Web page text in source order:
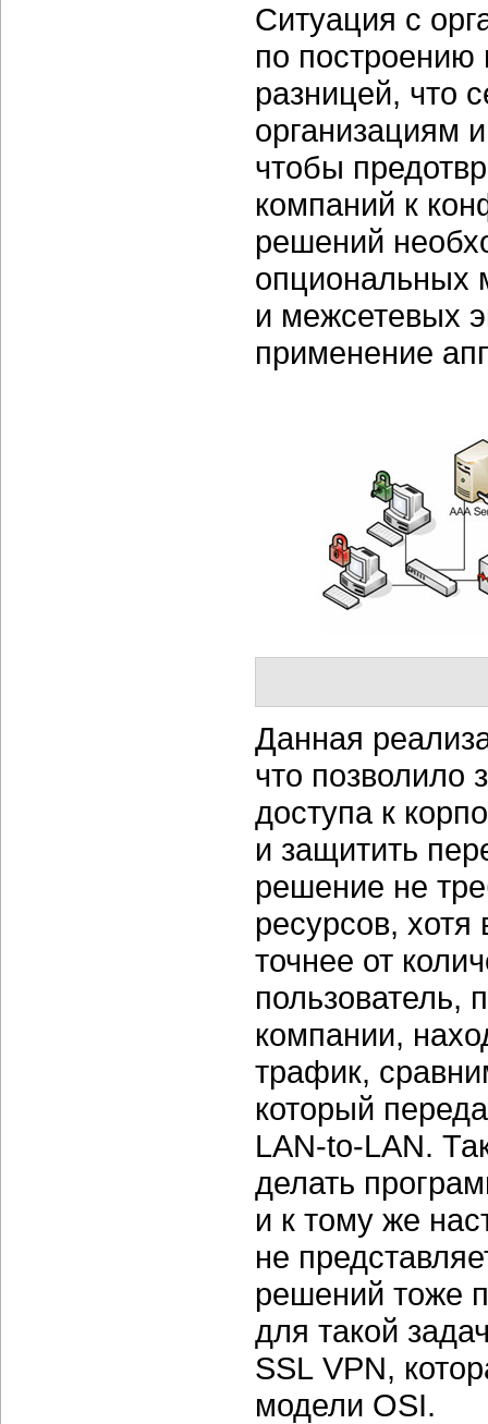
Ситуация с
по построению
разницей, что
организациям
чтобы
компаний к
решений
опциональных
и межсетевых
применение
Данная
что позволило
доступа к
и защитить
решение не
ресурсов, хотя
точнее от
компании,
трафик,
который
LAN-to-LAN.
делать
и к тому же
не
решений тоже
для такой
SSL VPN,
модели OSI.